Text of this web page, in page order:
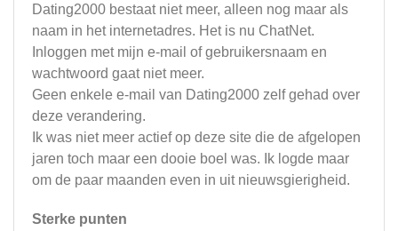
Dating2000 bestaat niet meer, alleen nog maar als
naam in het internetadres. Het is nu ChatNet.
Inloggen met mijn e-mail of gebruikersnaam en
wachtwoord gaat niet meer.
Geen enkele e-mail van Dating2000 zelf gehad over
deze verandering.
Ik was niet meer actief op deze site die de afgelopen
jaren toch maar een dooie boel was. Ik logde maar
om de paar maanden even in uit nieuwsgierigheid.
Sterke punten